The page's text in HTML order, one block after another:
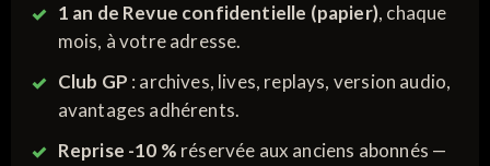
1 an de Revue confidentielle (papier), chaque
mois, à votre adresse.
Club GP : archives, lives, replays, version audio,
avantages adhérents.
Reprise -10 % réservée aux anciens abonnés —